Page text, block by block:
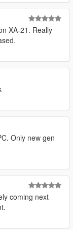
XA-21. Really
Only new gen
coming next